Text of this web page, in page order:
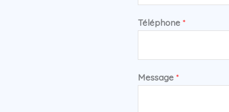
Téléphone *
Message *